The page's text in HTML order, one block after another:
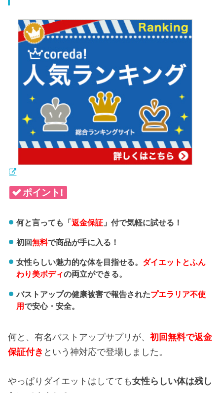
ポイント!
何と言っても「返金保証」付で気軽に試せる！
初回無料で商品が手に入る！
女性らしい魅力的な体を目指せる。 ダイエットとふん
わり美ボディの両立ができる。
バストアップの健康被害で報告されたプエラリア不使
用で安心・安全。
何と、有名バストアップサプリが、初回無料で返金
保証付き という神対応で登場しました。
やっぱりダイエットはしてても女性らしい体は残し